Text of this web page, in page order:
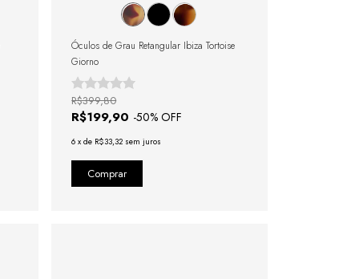
Óculos de Grau Retangular Ibiza Tortoise
Giorno
R$199,90 -50% OFF
R$399,80
6 xde R$33,32 sem juros